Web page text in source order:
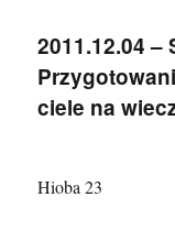
2011.12.04 –
ciele na
Hioba 23